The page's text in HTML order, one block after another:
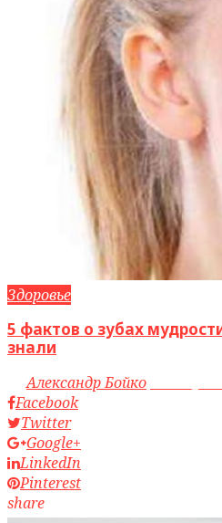
Здоровье
5 фактов о зубах
знали
byАлександр Бойко
Facebook
Twitter
Google+
LinkedIn
Pinterest
share